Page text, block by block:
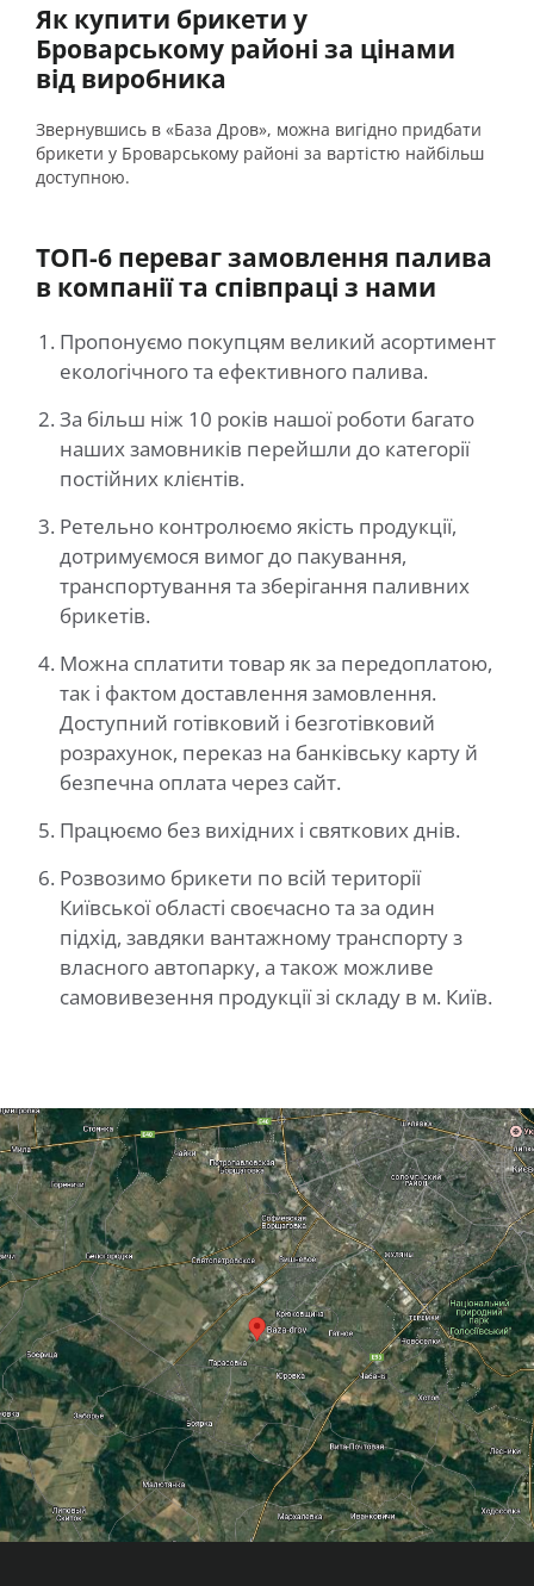
Як купити брикети у
Броварському районі за цінами
від виробника
Звернувшись в «База Дров», можна вигідно придбати
брикети у Броварському районі за вартістю найбільш
доступною.
ТОП-6 переваг замовлення палива
в компанії та співпраці з нами
Пропонуємо покупцям великий асортимент
екологічного та ефективного палива.
За більш ніж 10 років нашої роботи багато
наших замовників перейшли до категорії
постійних клієнтів.
Ретельно контролюємо якість продукції,
дотримуємося вимог до пакування,
транспортування та зберігання паливних
брикетів.
Можна сплатити товар як за передоплатою,
так і фактом доставлення замовлення.
Доступний готівковий і безготівковий
розрахунок, переказ на банківську карту й
безпечна оплата через сайт.
Працюємо без вихідних і святкових днів.
Розвозимо брикети по всій території
Київської області своєчасно та за один
підхід, завдяки вантажному транспорту з
власного автопарку, а також можливе
самовивезення продукції зі складу в м. Київ.